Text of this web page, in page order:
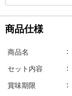
商品仕様
商品名
セット内容
賞味期限